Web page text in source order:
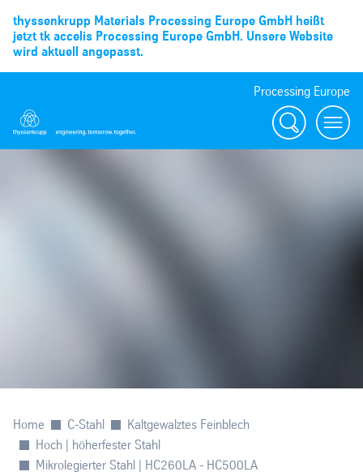
thyssenkrupp Materials Processing Europe GmbH heißt
jetzt tk accelis Processing Europe GmbH. Unsere Website
wird aktuell angepasst.
Processing Europe
Suche
menu
Home C-Stahl
Kaltgewalztes Feinblech
Hoch | höherfester Stahl
Mikrolegierter Stahl | HC260LA - HC500LA